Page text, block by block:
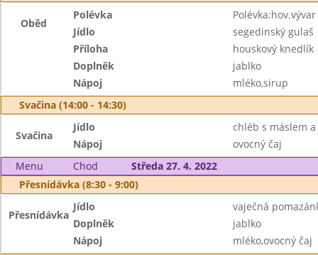
Oběd
Polévka
Jídlo
segedinský gulaš
Příloha
houskový knedlík
Doplněk
jablko
Nápoj
mléko,sirup
Svačina (14:00 - 14:30)
Svačina
Jídlo
chléb s máslem
Nápoj
ovocný čaj
Menu
Chod
Středa 27. 4. 2022
Přesnídávka (8:30 - 9:00)
Přesnídávka
Jídlo
vaječná
Doplněk
jablko
Nápoj
mléko,ovocný čaj